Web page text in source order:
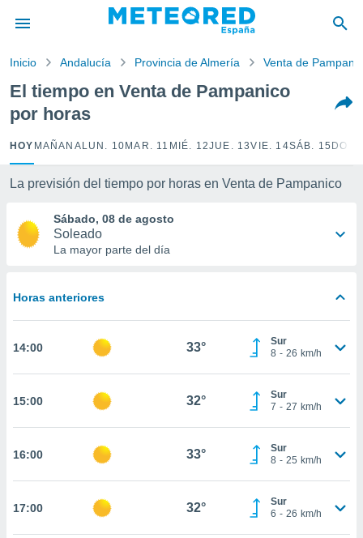
por
para
la
calidad.
a este
las
y
forma
basada
permite
coste.
botón
a la
todas
ya sean
CONTINUAR
Inicio Andalucía Provincia de Almería Venta de
El tiempo en Venta de Pampanico
por horas
HOY MAÑANA LUN. 10 MAR. 11 MIÉ. 12JUE. 13VIE. 14SÁB. 15
La previsión del tiempo por horas en Venta de Pampanico
Sábado, 08 de agosto
Soleado
La mayor parte del día
Horas anteriores
14:00 33°
Sur
8 - 26 km/h
15:00 32°
Sur
7 - 27 km/h
16:00 33°
Sur
8 - 25 km/h
17:00 32°
Sur
6 - 26 km/h